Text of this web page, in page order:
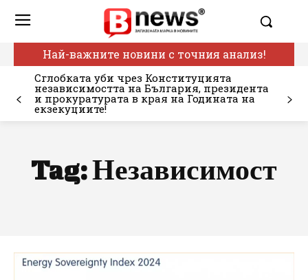
Най-важните новини с точния анализ!
Сглобката уби чрез Конституцията
независимостта на България, президента
и прокуратурата в края на Годината на
екзекуциите!
Tag:Независимост